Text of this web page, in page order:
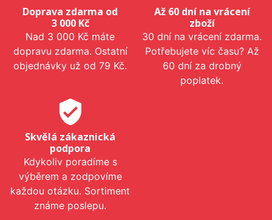
Doprava zdarma od
3 000 Kč
Nad 3 000 Kč máte
dopravu zdarma. Ostatní
objednávky už od 79 Kč.
Až 60 dní na vrácení
zboží
30 dní na vrácení zdarma.
Potřebujete víc času? Až
60 dní za drobný
poplatek.
verified_user
Skvělá zákaznická
podpora
Kdykoliv poradíme s
výběrem a zodpovíme
každou otázku. Sortiment
známe poslepu.